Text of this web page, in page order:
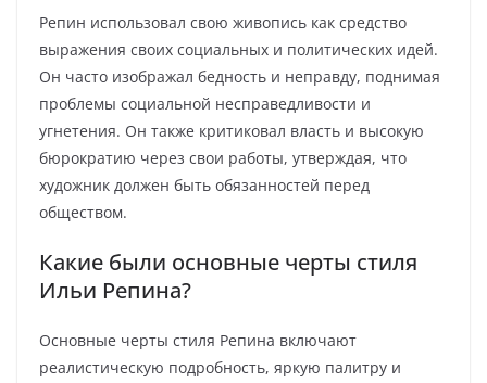
Репин использовал свою живопись как средство
выражения своих социальных и политических идей.
Он часто изображал бедность и неправду, поднимая
проблемы социальной несправедливости и
угнетения. Он также критиковал власть и высокую
бюрократию через свои работы, утверждая, что
художник должен быть обязанностей перед
обществом.
Какие были основные черты стиля
Ильи Репина?
Основные черты стиля Репина включают
реалистическую подробность, яркую палитру и